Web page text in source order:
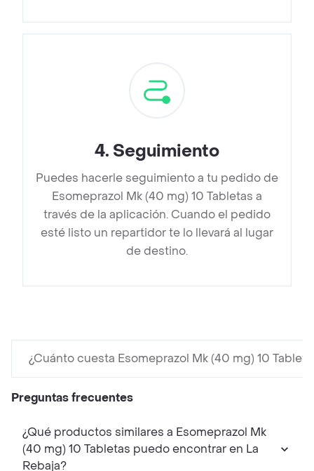
4. Seguimiento
Puedes hacerle seguimiento a tu pedido de
Esomeprazol Mk (40 mg) 10 Tabletas a
través de la aplicación. Cuando el pedido
esté listo un repartidor te lo llevará al lugar
de destino.
¿Cuánto cuesta Esomeprazol Mk (40 mg) 10
Preguntas frecuentes
¿Qué productos similares a Esomeprazol Mk
(40 mg) 10 Tabletas puedo encontrar en La
Rebaja?